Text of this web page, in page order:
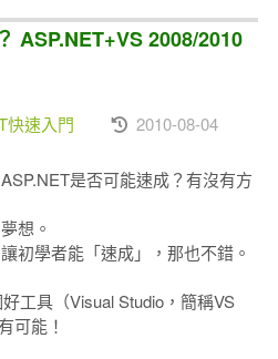
ASP.NET+VS 2008/2010
快速入門
2010-08-04
是否可能速成？有沒有方
想。
初學者能「速成」，那也不錯。
工具（Visual Studio，簡稱VS
可能！